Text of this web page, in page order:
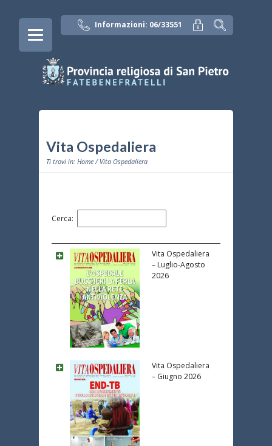
Informazioni: 06/33551
Vita Ospedaliera
Ti trovi in: Home / Vita Ospedaliera
Cerca:
Vita Ospedaliera
– Luglio-Agosto
2026
Vita Ospedaliera
– Giugno 2026